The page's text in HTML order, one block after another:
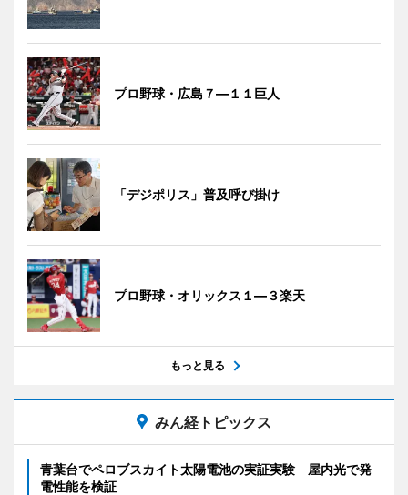
プロ野球・広島７―１１巨人
「デジポリス」普及呼び掛け
プロ野球・オリックス１―３楽天
もっと見る
みん経トピックス
青葉台でペロブスカイト太陽電池の実証実験 屋内光で発
電性能を検証